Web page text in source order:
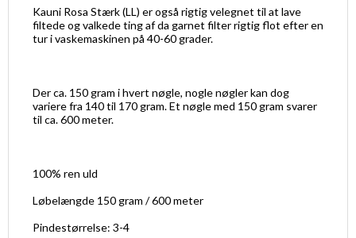
Kauni Rosa Stærk (LL) er også rigtig velegnet til at lave
filtede og valkede ting af da garnet filter rigtig flot efter en
tur i vaskemaskinen på 40-60 grader.
Der ca. 150 gram i hvert nøgle, nogle nøgler kan dog
variere fra 140 til 170 gram. Et nøgle med 150 gram svarer
til ca. 600 meter.
100% ren uld
Løbelængde 150 gram / 600 meter
Pindestørrelse: 3-4